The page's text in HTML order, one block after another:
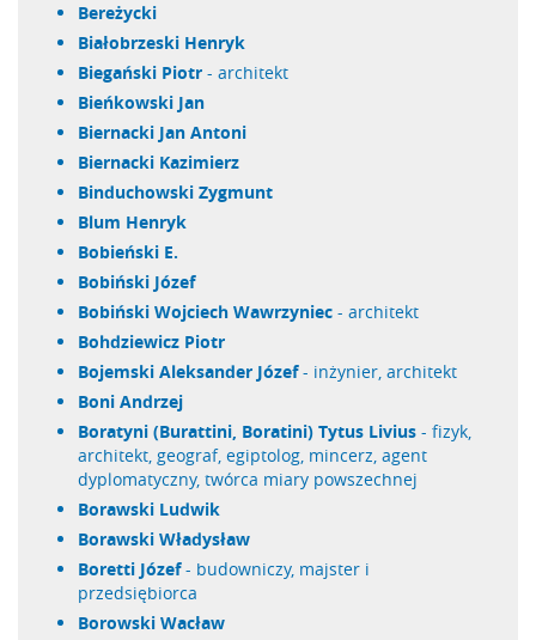
Bereżycki
Białobrzeski Henryk
Biegański Piotr - architekt
Bieńkowski Jan
Biernacki Jan Antoni
Biernacki Kazimierz
Binduchowski Zygmunt
Blum Henryk
Bobieński E.
Bobiński Józef
Bobiński Wojciech Wawrzyniec - architekt
Bohdziewicz Piotr
Bojemski Aleksander Józef- inżynier, architekt
Boni Andrzej
Boratyni (Burattini, Boratini) Tytus Livius - fizyk,
architekt, geograf, egiptolog, mincerz, agent
dyplomatyczny, twórca miary powszechnej
Borawski Ludwik
Borawski Władysław
Boretti Józef- budowniczy, majster i
przedsiębiorca
Borowski Wacław